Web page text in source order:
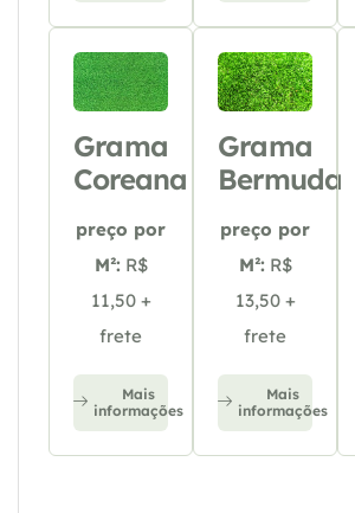
Grama
Coreana
preço por
M²: R$
11,50 +
frete
Mais
informações
Grama
Bermuda
preço por
M²: R$
13,50 +
frete
Mais
informações